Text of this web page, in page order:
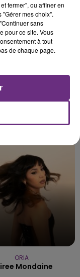
VITAA
ORIA
Mondaine
fermer", ou affiner en
mes choix".
sans
pour ce site. Vous
à tout
de chaque page.